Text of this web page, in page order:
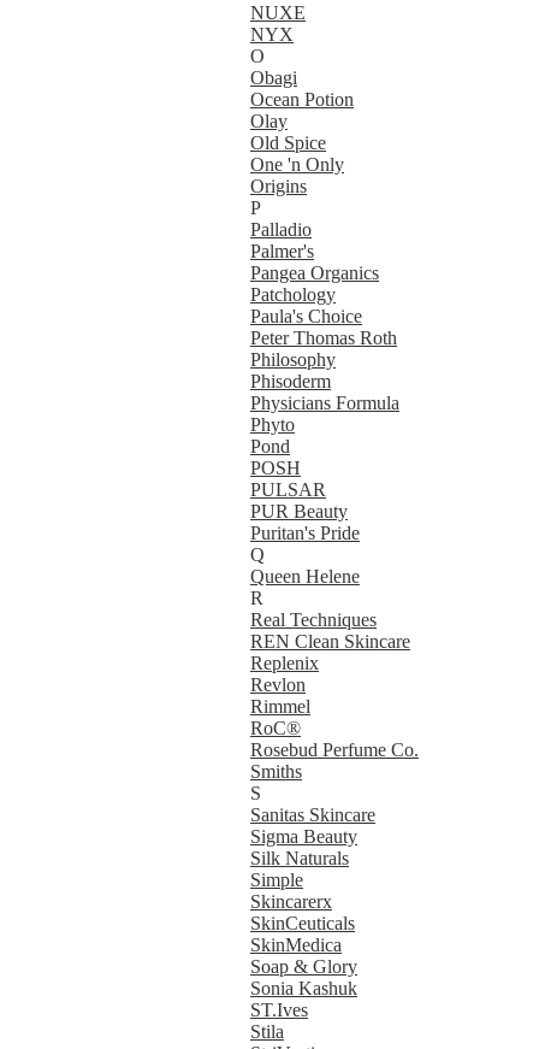
NUXE
NYX
O
Obagi
Ocean Potion
Olay
Old Spice
One 'n Only
Origins
P
Palladio
Palmer's
Pangea Organics
Patchology
Paula's Choice
Peter Thomas Roth
Philosophy
Phisoderm
Physicians Formula
Phyto
Pond
POSH
PULSAR
PUR Beauty
Puritan's Pride
Q
Queen Helene
R
Real Techniques
REN Clean Skincare
Replenix
Revlon
Rimmel
RoC®
Rosebud Perfume Co.
Smiths
S
Sanitas Skincare
Sigma Beauty
Silk Naturals
Simple
Skincarerx
SkinCeuticals
SkinMedica
Soap & Glory
Sonia Kashuk
ST.Ives
Stila